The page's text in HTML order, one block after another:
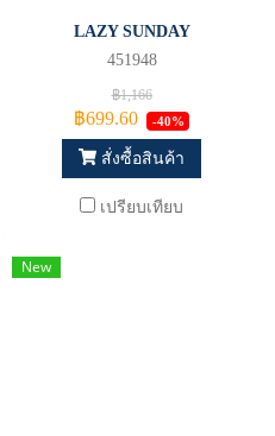
LAZY SUNDAY
451948
฿1,166
฿699.60 -40%
สั่งซื้อสินค้า
เปรียบเทียบ
New